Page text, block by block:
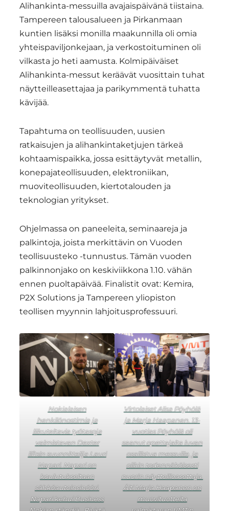
Alihankinta-messuilla avajaispäivänä tiistaina.
Tampereen talousalueen ja Pirkanmaan
kuntien lisäksi monilla maakunnilla oli omia
yhteispaviljonkejaan, ja verkostoituminen oli
vilkasta jo heti aamusta. Kolmipäiväiset
Alihankinta-messut keräävät vuosittain tuhat
näytteilleasettajaa ja parikymmentä tuhatta
kävijää.
Tapahtuma on teollisuuden, uusien
ratkaisujen ja alihankintaketjujen tärkeä
kohtaamispaikka, jossa esittäytyvät metallin,
konepajateollisuuden, elektroniikan,
muoviteollisuuden, kiertotalouden ja
teknologian yritykset.
Ohjelmassa on paneeleita, seminaareja ja
palkintoja, joista merkittävin on Vuoden
teollisuusteko -tunnustus. Tämän vuoden
palkinnonjako on keskiviikkona 1.10. vähän
ennen puoltapäivää. Finalistit ovat: Kemira,
P2X Solutions ja Tampereen yliopiston
teollisen myynnin lahjoitusprofessuuri.
Nokialaisen
henkilönostimia ja
liikuteltavia työtasoja
valmistavan Dexter
liftsin suunnittelija Lauri
Napari. Napari on
koulutukseltaan
sähköautoinsinööri.
Napari kehui Business
Virtolaiset Alisa Pöyhölä
ja Marja Haapanen. 13-
vuotias Pöyhölä oli
saanut opettajalta luvan
osallistua messuille, ja
olikin todennäköisesti
nuorin näytteilleasettaja.
Äiti Marja Haapanen on
muovituotteita